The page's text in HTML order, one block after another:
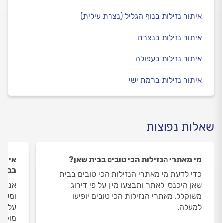
איתור נזילות בנוף הגליל (נצרת עילית)
איתור נזילות בנצרת
איתור נזילות בעפולה
איתור נזילות ברמת ישי
שאלות נפוצות
מי מאתרי הנזילות הכי טובים בבית שאן?
כדי לדעת מי מאתרי הנזילות הכי טובים בבית
שאן היכנסו לאתר ותבצעו מיון על פי דירוג
משוקלל. מאתרי הנזילות הכי טובים יופיעו
למעלה.
איך
על